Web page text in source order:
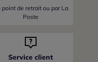
point de retrait ou par La
Poste
Service client